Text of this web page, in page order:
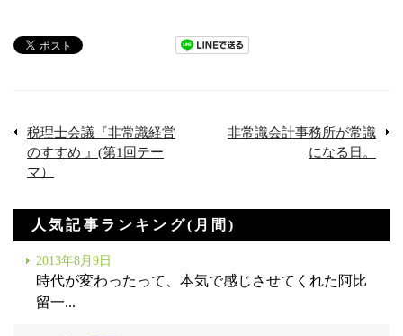
税理士会議『非常識経営
のすすめ 』(第1回テー
マ）
非常識会計事務所が常識
になる日。
人気記事ランキング(月間)
2013年8月9日
時代が変わったって、本気で感じさせてくれた阿比
留一...